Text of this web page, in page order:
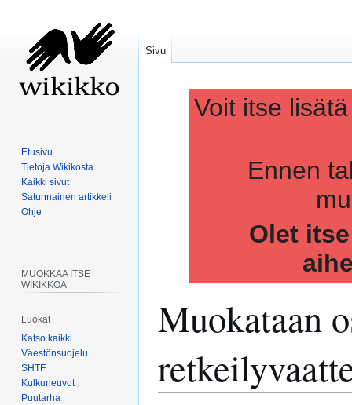
Voit itse
Ennen
Olet
Muokataan
Sivu
Etusivu
Tietoja Wikikosta
Kaikki sivut
Satunnainen artikkeli
Ohje
MUOKKAA ITSE
WIKIKKOA
Luokat
Katso kaikki...
Väestönsuojelu
SHTF
Kulkuneuvot
Puutarha